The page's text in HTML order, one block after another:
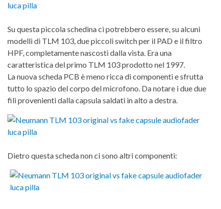
Su questa piccola schedina ci potrebbero essere, su alcuni
modelli di TLM 103, due piccoli switch per il PAD e il filtro
HPF, completamente nascosti dalla vista. Era una
caratteristica del primo TLM 103 prodotto nel 1997.
La nuova scheda PCB è meno ricca di componenti e sfrutta
tutto lo spazio del corpo del microfono. Da notare i due due
fili provenienti dalla capsula saldati in alto a destra.
Dietro questa scheda non ci sono altri componenti: